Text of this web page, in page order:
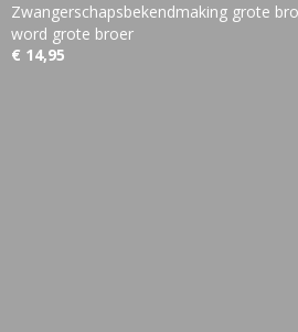
Zwangerschapsbekendmaking grote
word grote broer
€ 14,95